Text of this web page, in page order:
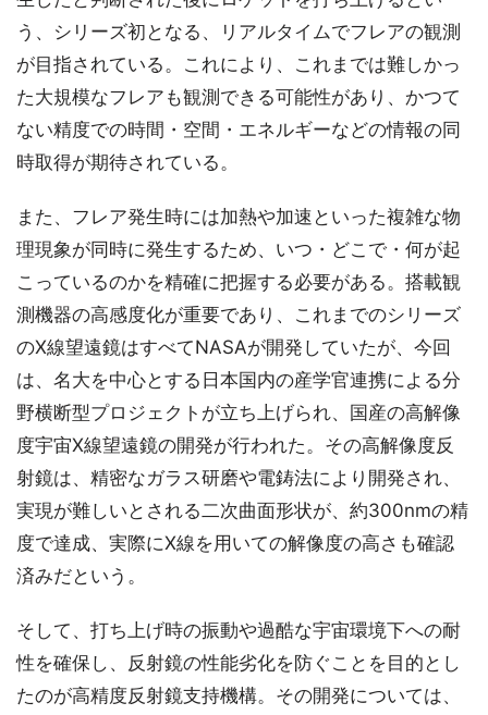
う、シリーズ初となる、リアルタイムでフレアの観測
が目指されている。これにより、これまでは難しかっ
た大規模なフレアも観測できる可能性があり、かつて
ない精度での時間・空間・エネルギーなどの情報の同
時取得が期待されている。
また、フレア発生時には加熱や加速といった複雑な物
理現象が同時に発生するため、いつ・どこで・何が起
こっているのかを精確に把握する必要がある。搭載観
測機器の高感度化が重要であり、これまでのシリーズ
のX線望遠鏡はすべてNASAが開発していたが、今回
は、名大を中心とする日本国内の産学官連携による分
野横断型プロジェクトが立ち上げられ、国産の高解像
度宇宙X線望遠鏡の開発が行われた。その高解像度反
射鏡は、精密なガラス研磨や電鋳法により開発され、
実現が難しいとされる二次曲面形状が、約300nmの精
度で達成、実際にX線を用いての解像度の高さも確認
済みだという。
そして、打ち上げ時の振動や過酷な宇宙環境下への耐
性を確保し、反射鏡の性能劣化を防ぐことを目的とし
たのが高精度反射鏡支持機構。その開発については、